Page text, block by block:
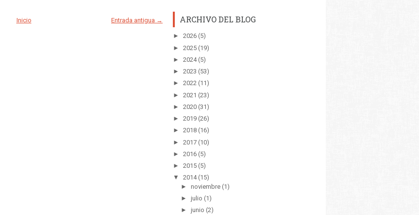
Entrada antigua →
Inicio ARCHIVO DEL BLOG
► 2026 (5)
► 2025 (19)
► 2024(5)
► 2023 (53)
► 2022 (11)
► 2021 (23)
► 2020 (31)
► 2019 (26)
► 2018 (16)
► 2017 (10)
► 2016 (5)
► 2015 (5)
▼ 2014(15)
► noviembre (1)
► julio (1)
► junio (2)